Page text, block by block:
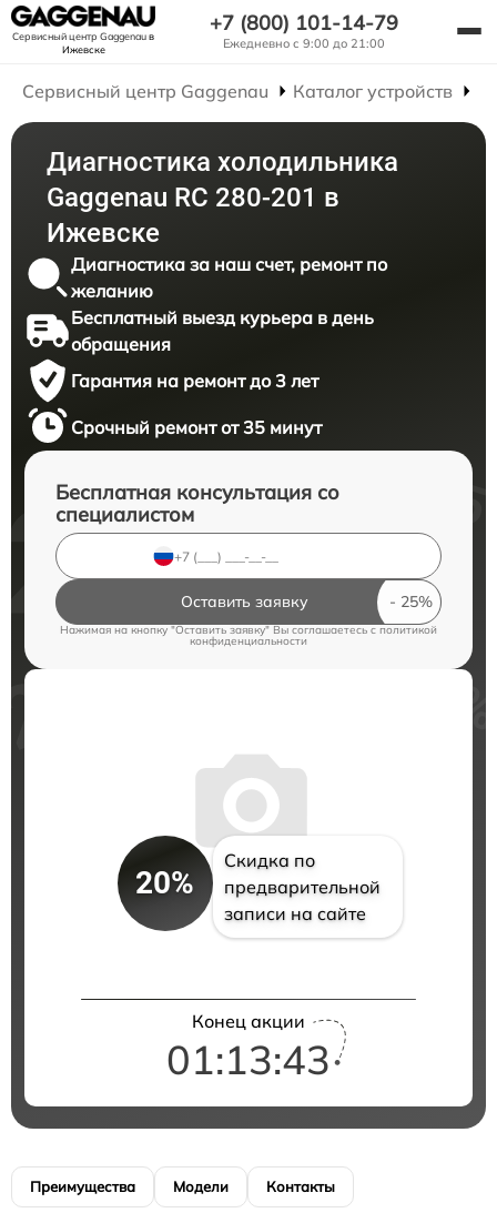
Сервисный центр Gaggenauв
Ижевске
+7 (800) 101-14-79
Ежедневно с 9:00 до 21:00
Сервисный центр Gaggenau Каталог устройств
Диагностика холодильника
Gaggenau RC 280-201 в
Ижевске
Диагностика за наш счет, ремонт по
желанию
Бесплатный выезд курьера в день
обращения
Гарантия на ремонт до 3 лет
Срочный ремонт от 35 минут
Бесплатная консультация со
специалистом
Оставить заявку
Нажимая на кнопку "Оставить заявку" Вы соглашаетесь c политикой
конфиденциальности
20%
Скидка по
предварительной
записи на сайте
Конец акции
01:13:43
Преимущества Модели Контакты